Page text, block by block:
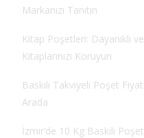
Markanızı Tanıtın
Kitap Poşetleri: Dayanıklı
Kitaplarınızı Koruyun
Baskılı Takviyeli Poşet
Arada
İzmir’de 10 Kg Baskılı